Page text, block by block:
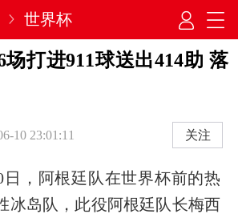
世界杯
场打进911球送出414助 落
10 23:01:11 关注
日，阿根廷队在世界杯前的热
冰岛队，此役阿根廷队长梅西